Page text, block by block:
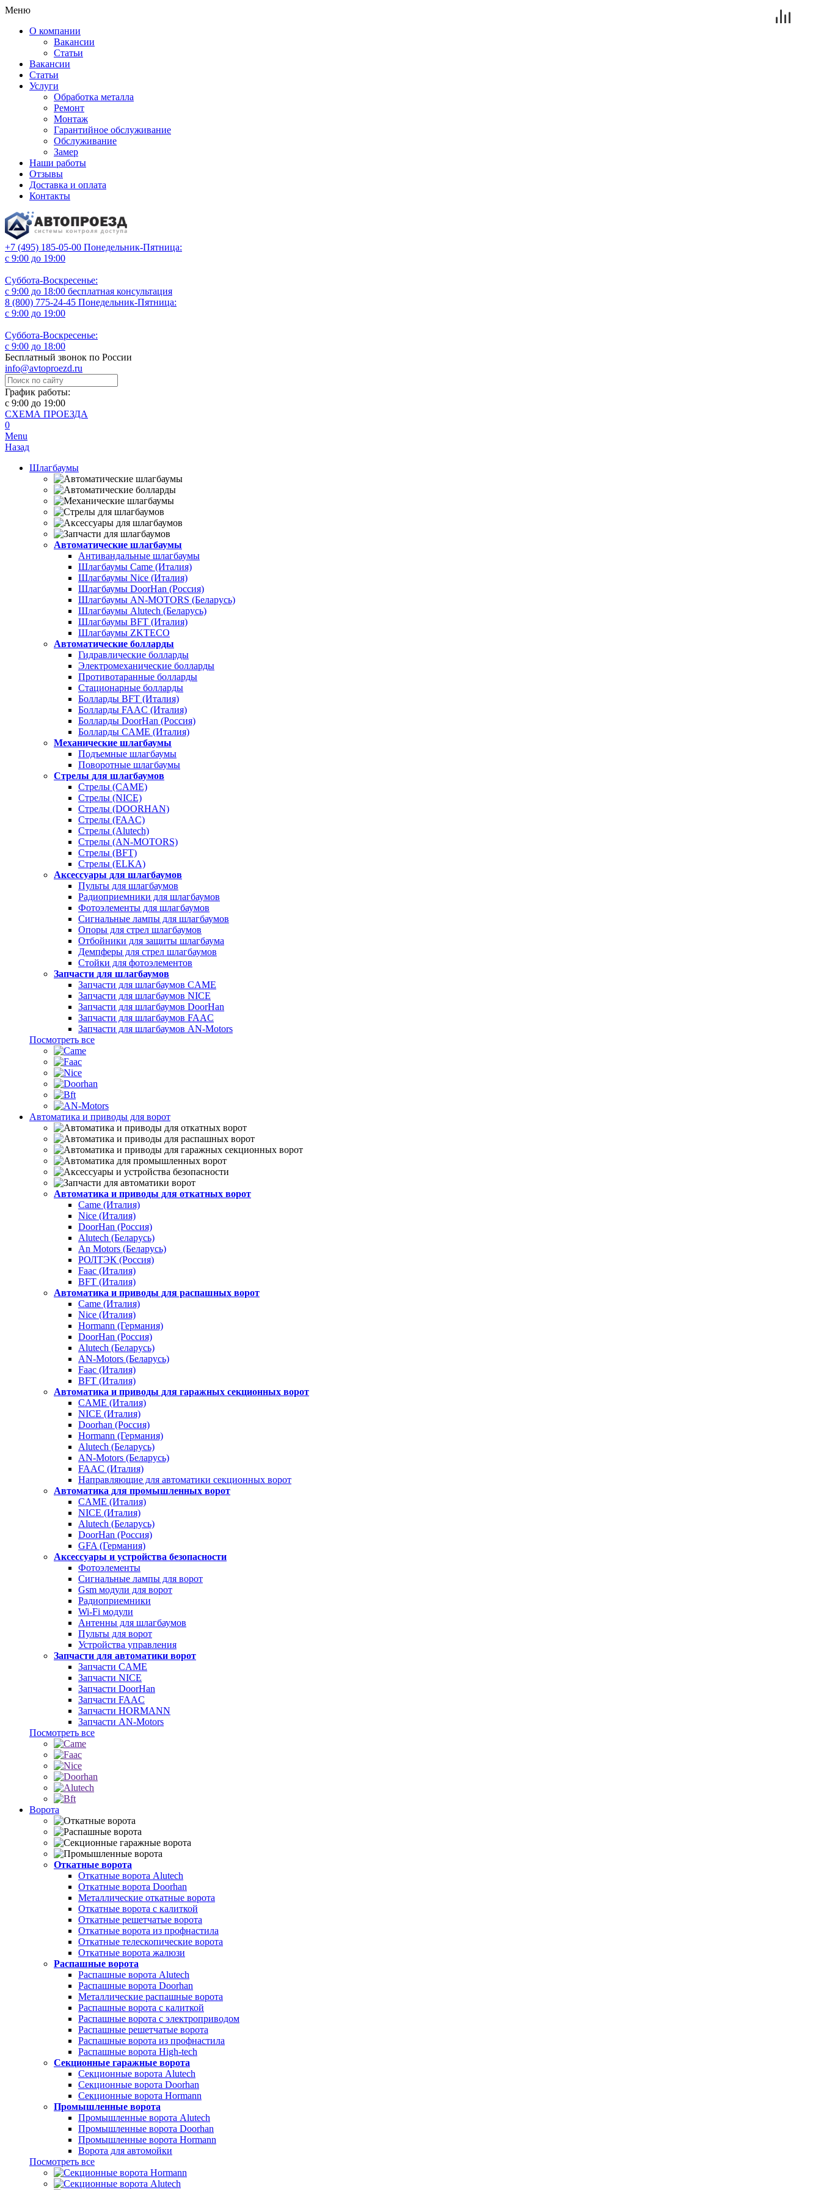
Меню
О компании
Вакансии
Статьи
Вакансии
Статьи
Услуги
Обработка металла
Ремонт
Монтаж
Гарантийное обслуживание
Обслуживание
Замер
Наши работы
Отзывы
Доставка и оплата
Контакты
+7 (495) 185-05-00 Понедельник-Пятница:
с 9:00 до 19:00
Суббота-Воскресенье:
с 9:00 до 18:00 бесплатная консультация
8 (800) 775-24-45 Понедельник-Пятница:
с 9:00 до 19:00
Суббота-Воскресенье:
с 9:00 до 18:00
Бесплатный звонок по России
info@avtoproezd.ru
График работы:
с 9:00 до 19:00
СХЕМА ПРОЕЗДА
0
Menu
Назад
Шлагбаумы
Автоматические шлагбаумы
Антивандальные шлагбаумы
Шлагбаумы Came (Италия)
Шлагбаумы Nice (Италия)
Шлагбаумы DoorHan (Россия)
Шлагбаумы AN-MOTORS (Беларусь)
Шлагбаумы Alutech (Беларусь)
Шлагбаумы BFT (Италия)
Шлагбаумы ZKTECO
Автоматические болларды
Гидравлические болларды
Электромеханические болларды
Противотаранные болларды
Стационарные болларды
Болларды BFT (Италия)
Болларды FAAC (Италия)
Болларды DoorHan (Россия)
Болларды CAME (Италия)
Механические шлагбаумы
Подъемные шлагбаумы
Поворотные шлагбаумы
Стрелы для шлагбаумов
Стрелы (CAME)
Стрелы (NICE)
Стрелы (DOORHAN)
Стрелы (FAAC)
Стрелы (Alutech)
Стрелы (AN-MOTORS)
Стрелы (BFT)
Стрелы (ELKA)
Аксессуары для шлагбаумов
Пульты для шлагбаумов
Радиоприемники для шлагбаумов
Фотоэлементы для шлагбаумов
Сигнальные лампы для шлагбаумов
Опоры для стрел шлагбаумов
Отбойники для защиты шлагбаума
Демпферы для стрел шлагбаумов
Стойки для фотоэлементов
Запчасти для шлагбаумов
Запчасти для шлагбаумов CAME
Запчасти для шлагбаумов NICE
Запчасти для шлагбаумов DoorHan
Запчасти для шлагбаумов FAAC
Запчасти для шлагбаумов AN-Motors
Посмотреть все
Автоматика и приводы для ворот
Автоматика и приводы для откатных ворот
Came (Италия)
Nice (Италия)
DoorHan (Россия)
Alutech (Беларусь)
An Motors (Беларусь)
РОЛТЭК (Россия)
Faac (Италия)
BFT (Италия)
Автоматика и приводы для распашных ворот
Came (Италия)
Nice (Италия)
Hormann (Германия)
DoorHan (Россия)
Alutech (Беларусь)
AN-Motors (Беларусь)
Faac (Италия)
BFT (Италия)
Автоматика и приводы для гаражных секционных ворот
CAME (Италия)
NICE (Италия)
Doorhan (Россия)
Hormann (Германия)
Alutech (Беларусь)
AN-Motors (Беларусь)
FAAC (Италия)
Направляющие для автоматики секционных ворот
Автоматика для промышленных ворот
CAME (Италия)
NICE (Италия)
Alutech (Беларусь)
DoorHan (Россия)
GFA (Германия)
Аксессуары и устройства безопасности
Фотоэлементы
Сигнальные лампы для ворот
Gsm модули для ворот
Радиоприемники
Wi-Fi модули
Антенны для шлагбаумов
Пульты для ворот
Устройства управления
Запчасти для автоматики ворот
Запчасти CAME
Запчасти NICE
Запчасти DoorHan
Запчасти FAAC
Запчасти HORMANN
Запчасти AN-Motors
Посмотреть все
Ворота
Откатные ворота
Откатные ворота Alutech
Откатные ворота Doorhan
Металлические откатные ворота
Откатные ворота с калиткой
Откатные решетчатые ворота
Откатные ворота из профнастила
Откатные телескопические ворота
Откатные ворота жалюзи
Распашные ворота
Распашные ворота Alutech
Распашные ворота Doorhan
Металлические распашные ворота
Распашные ворота с калиткой
Распашные ворота с электроприводом
Распашные решетчатые ворота
Распашные ворота из профнастила
Распашные ворота High-tech
Секционные гаражные ворота
Секционные ворота Alutech
Секционные ворота Doorhan
Секционные ворота Hormann
Промышленные ворота
Промышленные ворота Alutech
Промышленные ворота Doorhan
Промышленные ворота Hormann
Ворота для автомойки
Посмотреть все